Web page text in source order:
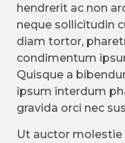
hendrerit ac non
neque sollicitudin
diam tortor,
condimentum
Quisque a
ipsum interdum
gravida orci nec
Ut auctor molestie